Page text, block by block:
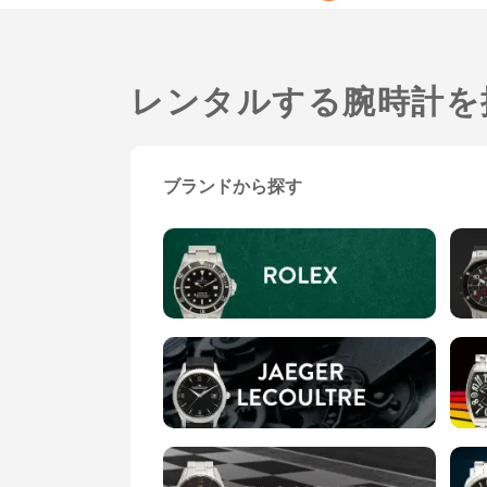
レンタルする腕時計
ブランドから探す